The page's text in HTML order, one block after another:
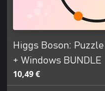
Higgs Boson:
+ Windows BUNDLE
10,49 €